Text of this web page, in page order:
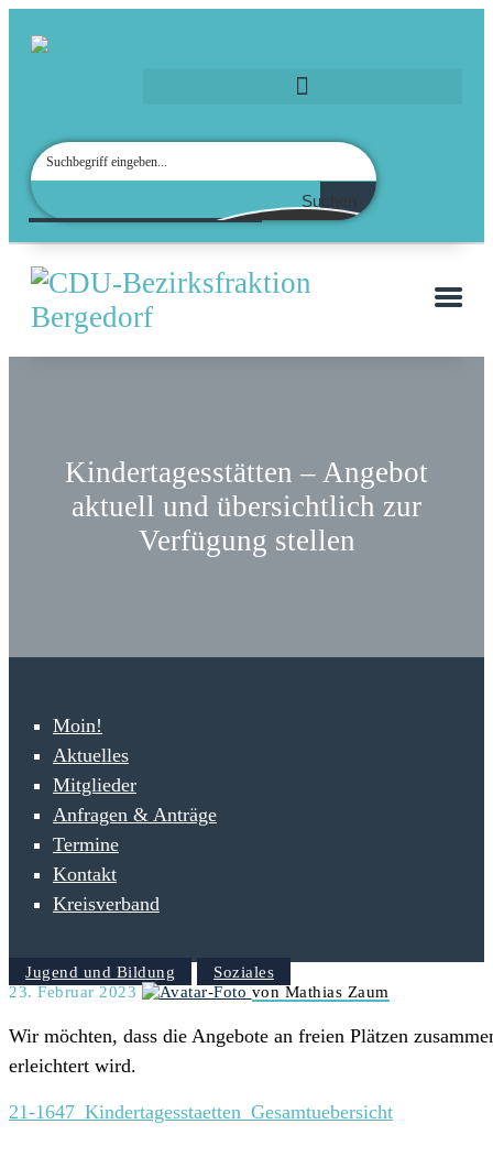
Suchen
Kindertagesstätten – Angebot
aktuell und übersichtlich zur
Verfügung stellen
Moin!
Aktuelles
Mitglieder
Anfragen & Anträge
Termine
Kontakt
Kreisverband
Jugend und Bildung
Soziales
23. Februar 2023
von Mathias Zaum
Wir möchten, dass die Angebote an freien Plätzen
erleichtert wird.
21-1647_Kindertagesstaetten_Gesamtuebersicht